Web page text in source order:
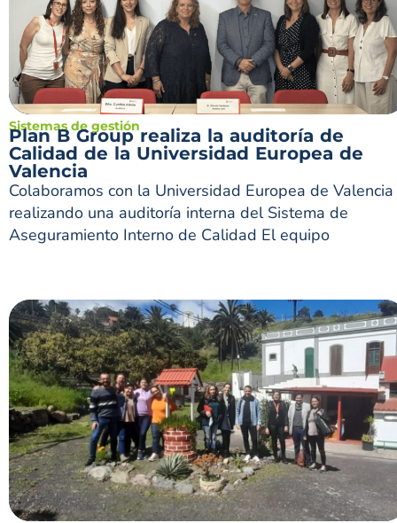
Sistemas de gestión
Plan B Group realiza la auditoría de
Calidad de la Universidad Europea de
Valencia
Colaboramos con la Universidad Europea de Valencia
realizando una auditoría interna del Sistema de
Aseguramiento Interno de Calidad El equipo